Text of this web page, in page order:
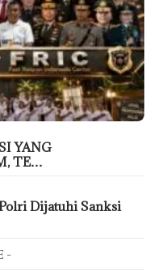
YANG
TE…
Dijatuhi Sanksi
-